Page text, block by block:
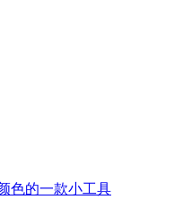
色的一款小工具